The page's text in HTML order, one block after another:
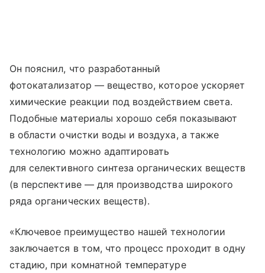
Он пояснил, что разработанный
фотокатализатор — вещество, которое ускоряет
химические реакции под воздействием света.
Подобные материалы хорошо себя показывают
в области очистки воды и воздуха, а также
технологию можно адаптировать
для селективного синтеза органических веществ
(в перспективе — для производства широкого
ряда органических веществ).
«Ключевое преимущество нашей технологии
заключается в том, что процесс проходит в одну
стадию, при комнатной температуре